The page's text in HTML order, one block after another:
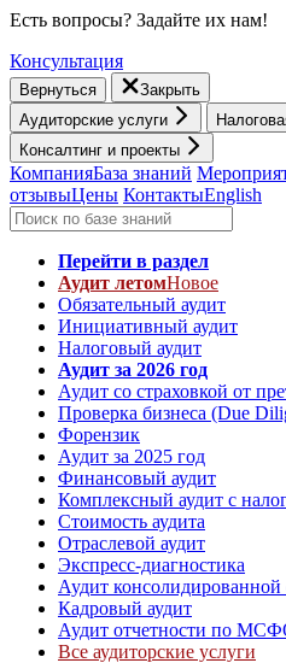
Есть вопросы? Задайте их нам!
Консультация
Вернуться
Закрыть
Аудиторские услуги
Консалтинг и проекты
КомпанияБаза знаний
отзывыЦены КонтактыEnglish
Перейти в раздел
Аудит летомНовое
Обязательный аудит
Инициативный аудит
Налоговый аудит
Аудит за 2026 год
Аудит со страховкой от
Проверка бизнеса (Due
Форензик
Аудит за 2025 год
Финансовый аудит
Комплексный аудит с
Стоимость аудита
Отраслевой аудит
Экспресс-диагностика
Аудит консолидированной
Кадровый аудит
Аудит отчетности по
Все аудиторские услуги